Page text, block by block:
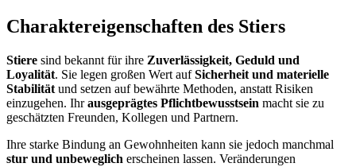
Charaktereigenschaften des Stiers
Stiere sind bekannt für ihre Zuverlässigkeit, Geduld und
Loyalität. Sie legen großen Wert aufSicherheit und materielle
Stabilität und setzen auf bewährte Methoden, anstatt Risiken
einzugehen. Ihrausgeprägtes Pflichtbewusstsein macht sie zu
geschätzten Freunden, Kollegen und Partnern.
Ihre starke Bindung an Gewohnheiten kann sie jedoch manchmal
stur und unbeweglich erscheinen lassen. Veränderungen